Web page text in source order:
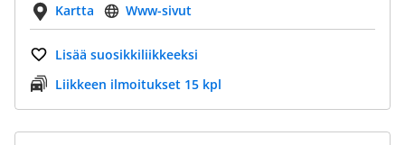
Kartta
Www-sivut
Lisää suosikkiliikkeeksi
Liikkeen ilmoitukset 15 kpl